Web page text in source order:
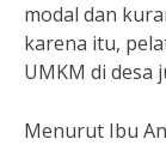
modal dan
karena itu,
UMKM di desa
Menurut Ibu